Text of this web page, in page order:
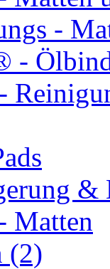
-
-
&
Matten
(2)